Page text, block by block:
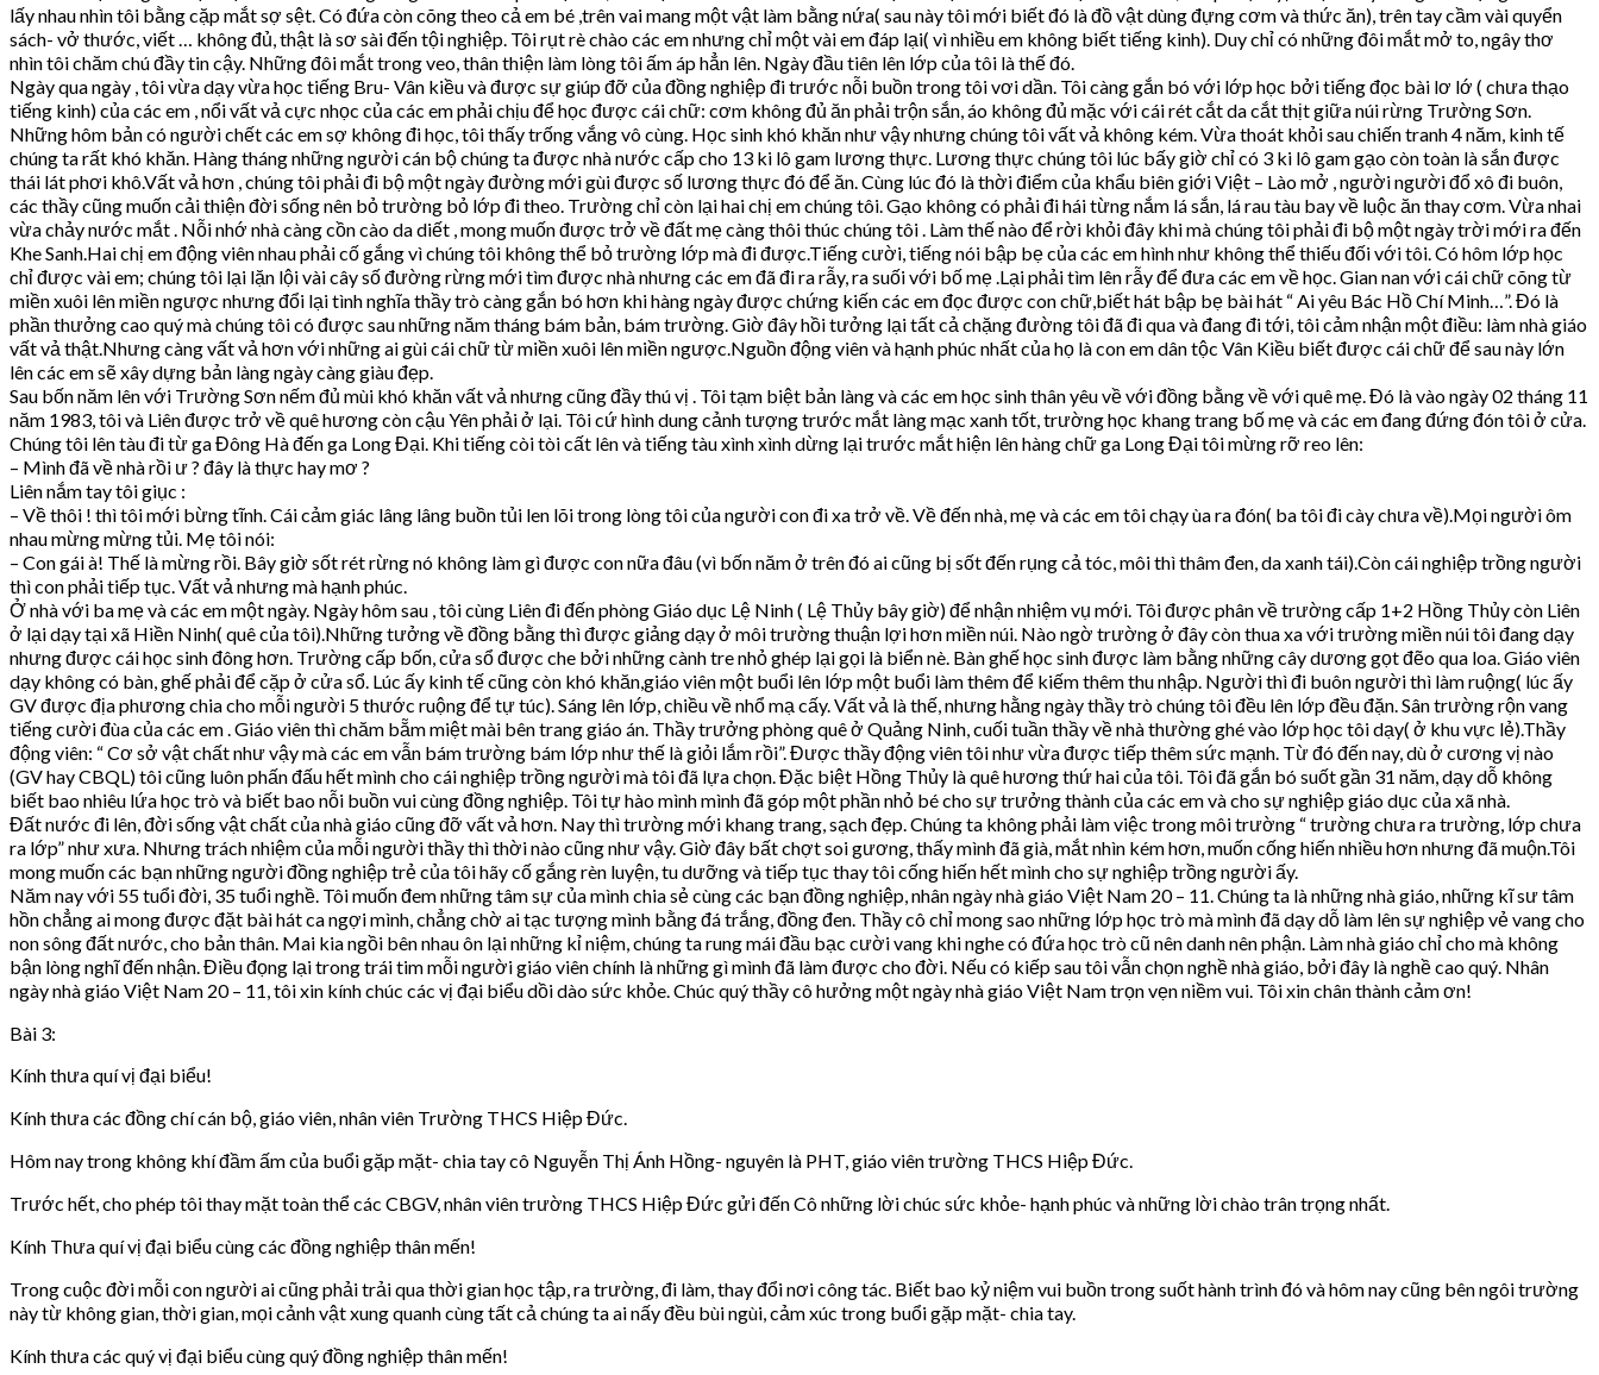
lấy nhau nhìn tôi bằng cặp mắt sợ sệt. Có đứa còn cõng theo cả em bé ,trên vai mang một vật làm bằng nứa( sau này tôi mới biết đó là đồ vật dùng đựng cơm và thức ăn), trên tay cầm vài quyển
sách- vở thước, viết … không đủ, thật là sơ sài đến tội nghiệp. Tôi rụt rè chào các em nhưng chỉ một vài em đáp lại( vì nhiều em không biết tiếng kinh). Duy chỉ có những đôi mắt mở to, ngây thơ
nhìn tôi chăm chú đầy tin cậy. Những đôi mắt trong veo, thân thiện làm lòng tôi ấm áp hẳn lên. Ngày đầu tiên lên lớp của tôi là thế đó.
Ngày qua ngày , tôi vừa dạy vừa học tiếng Bru- Vân kiều và được sự giúp đỡ của đồng nghiệp đi trước nỗi buồn trong tôi vơi dần. Tôi càng gắn bó với lớp học bởi tiếng đọc bài lơ lớ ( chưa thạo
tiếng kinh) của các em , nổi vất vả cực nhọc của các em phải chịu để học được cái chữ: cơm không đủ ăn phải trộn sắn, áo không đủ mặc với cái rét cắt da cắt thịt giữa núi rừng Trường Sơn.
Những hôm bản có người chết các em sợ không đi học, tôi thấy trống vắng vô cùng. Học sinh khó khăn như vậy nhưng chúng tôi vất vả không kém. Vừa thoát khỏi sau chiến tranh 4 năm, kinh tế
chúng ta rất khó khăn. Hàng tháng những người cán bộ chúng ta được nhà nước cấp cho 13 ki lô gam lương thực. Lương thực chúng tôi lúc bấy giờ chỉ có 3 ki lô gam gạo còn toàn là sắn được
thái lát phơi khô.Vất vả hơn , chúng tôi phải đi bộ một ngày đường mới gùi được số lương thực đó để ăn. Cùng lúc đó là thời điểm của khẩu biên giới Việt – Lào mở , người người đổ xô đi buôn,
các thầy cũng muốn cải thiện đời sống nên bỏ trường bỏ lớp đi theo. Trường chỉ còn lại hai chị em chúng tôi. Gạo không có phải đi hái từng nắm lá sắn, lá rau tàu bay về luộc ăn thay cơm. Vừa nhai
vừa chảy nước mắt . Nỗi nhớ nhà càng cồn cào da diết , mong muốn được trở về đất mẹ càng thôi thúc chúng tôi . Làm thế nào để rời khỏi đây khi mà chúng tôi phải đi bộ một ngày trời mới ra đến
Khe Sanh.Hai chị em động viên nhau phải cố gắng vì chúng tôi không thể bỏ trường lớp mà đi được.Tiếng cười, tiếng nói bập bẹ của các em hình như không thể thiếu đối với tôi. Có hôm lớp học
chỉ được vài em; chúng tôi lại lặn lội vài cây số đường rừng mới tìm được nhà nhưng các em đã đi ra rẫy, ra suối với bố mẹ .Lại phải tìm lên rẫy để đưa các em về học. Gian nan với cái chữ cõng từ
miền xuôi lên miền ngược nhưng đổi lại tình nghĩa thầy trò càng gắn bó hơn khi hàng ngày được chứng kiến các em đọc được con chữ,biết hát bập bẹ bài hát “ Ai yêu Bác Hồ Chí Minh…”. Đó là
phần thưởng cao quý mà chúng tôi có được sau những năm tháng bám bản, bám trường. Giờ đây hồi tưởng lại tất cả chặng đường tôi đã đi qua và đang đi tới, tôi cảm nhận một điều: làm nhà giáo
vất vả thật.Nhưng càng vất vả hơn với những ai gùi cái chữ từ miền xuôi lên miền ngược.Nguồn động viên và hạnh phúc nhất của họ là con em dân tộc Vân Kiều biết được cái chữ để sau này lớn
lên các em sẽ xây dựng bản làng ngày càng giàu đẹp.
Sau bốn năm lên với Trường Sơn nếm đủ mùi khó khăn vất vả nhưng cũng đầy thú vị . Tôi tạm biệt bản làng và các em học sinh thân yêu về với đồng bằng về với quê mẹ. Đó là vào ngày 02 tháng 11
năm 1983, tôi và Liên được trở về quê hương còn cậu Yên phải ở lại. Tôi cứ hình dung cảnh tượng trước mắt làng mạc xanh tốt, trường học khang trang bố mẹ và các em đang đứng đón tôi ở cửa.
Chúng tôi lên tàu đi từ ga Đông Hà đến ga Long Đại. Khi tiếng còi tòi cất lên và tiếng tàu xình xình dừng lại trước mắt hiện lên hàng chữ ga Long Đại tôi mừng rỡ reo lên:
– Mình đã về nhà rồi ư ? đây là thực hay mơ ?
Liên nắm tay tôi giục :
– Về thôi ! thì tôi mới bừng tĩnh. Cái cảm giác lâng lâng buồn tủi len lõi trong lòng tôi của người con đi xa trở về. Về đến nhà, mẹ và các em tôi chạy ùa ra đón( ba tôi đi cày chưa về).Mọi người ôm
nhau mừng mừng tủi. Mẹ tôi nói:
– Con gái à! Thế là mừng rồi. Bây giờ sốt rét rừng nó không làm gì được con nữa đâu (vì bốn năm ở trên đó ai cũng bị sốt đến rụng cả tóc, môi thì thâm đen, da xanh tái).Còn cái nghiệp trồng người
thì con phải tiếp tục. Vất vả nhưng mà hạnh phúc.
Ở nhà với ba mẹ và các em một ngày. Ngày hôm sau , tôi cùng Liên đi đến phòng Giáo dục Lệ Ninh ( Lệ Thủy bây giờ) để nhận nhiệm vụ mới. Tôi được phân về trường cấp 1+2 Hồng Thủy còn Liên
ở lại dạy tại xã Hiền Ninh( quê của tôi).Những tưởng về đồng bằng thì được giảng dạy ở môi trường thuận lợi hơn miền núi. Nào ngờ trường ở đây còn thua xa với trường miền núi tôi đang dạy
nhưng được cái học sinh đông hơn. Trường cấp bốn, cửa sổ được che bởi những cành tre nhỏ ghép lại gọi là biển nè. Bàn ghế học sinh được làm bằng những cây dương gọt đẽo qua loa. Giáo viên
dạy không có bàn, ghế phải để cặp ở cửa sổ. Lúc ấy kinh tế cũng còn khó khăn,giáo viên một buổi lên lớp một buổi làm thêm để kiếm thêm thu nhập. Người thì đi buôn người thì làm ruộng( lúc ấy
GV được địa phương chia cho mỗi người 5 thước ruộng để tự túc). Sáng lên lớp, chiều về nhổ mạ cấy. Vất vả là thế, nhưng hằng ngày thầy trò chúng tôi đều lên lớp đều đặn. Sân trường rộn vang
tiếng cười đùa của các em . Giáo viên thì chăm bẵm miệt mài bên trang giáo án. Thầy trưởng phòng quê ở Quảng Ninh, cuối tuần thầy về nhà thường ghé vào lớp học tôi dạy( ở khu vực lẻ).Thầy
động viên: “ Cơ sở vật chất như vậy mà các em vẫn bám trường bám lớp như thế là giỏi lắm rồi”. Được thầy động viên tôi như vừa được tiếp thêm sức mạnh. Từ đó đến nay, dù ở cương vị nào
(GV hay CBQL) tôi cũng luôn phấn đấu hết mình cho cái nghiệp trồng người mà tôi đã lựa chọn. Đặc biệt Hồng Thủy là quê hương thứ hai của tôi. Tôi đã gắn bó suốt gần 31 năm, dạy dỗ không
biết bao nhiêu lứa học trò và biết bao nỗi buồn vui cùng đồng nghiệp. Tôi tự hào mình mình đã góp một phần nhỏ bé cho sự trưởng thành của các em và cho sự nghiệp giáo dục của xã nhà.
Đất nước đi lên, đời sống vật chất của nhà giáo cũng đỡ vất vả hơn. Nay thì trường mới khang trang, sạch đẹp. Chúng ta không phải làm việc trong môi trường “ trường chưa ra trường, lớp chưa
ra lớp” như xưa. Nhưng trách nhiệm của mỗi người thầy thì thời nào cũng như vậy. Giờ đây bất chợt soi gương, thấy mình đã già, mắt nhìn kém hơn, muốn cống hiến nhiều hơn nhưng đã muộn.Tôi
mong muốn các bạn những người đồng nghiệp trẻ của tôi hãy cố gắng rèn luyện, tu dưỡng và tiếp tục thay tôi cống hiến hết mình cho sự nghiệp trồng người ấy.
Năm nay với 55 tuổi đời, 35 tuổi nghề. Tôi muốn đem những tâm sự của mình chia sẻ cùng các bạn đồng nghiệp, nhân ngày nhà giáo Việt Nam 20 – 11. Chúng ta là những nhà giáo, những kĩ sư tâm
hồn chẳng ai mong được đặt bài hát ca ngợi mình, chẳng chờ ai tạc tượng mình bằng đá trắng, đồng đen. Thầy cô chỉ mong sao những lớp học trò mà mình đã dạy dỗ làm lên sự nghiệp vẻ vang cho
non sông đất nước, cho bản thân. Mai kia ngồi bên nhau ôn lại những kỉ niệm, chúng ta rung mái đầu bạc cười vang khi nghe có đứa học trò cũ nên danh nên phận. Làm nhà giáo chỉ cho mà không
bận lòng nghĩ đến nhận. Điều đọng lại trong trái tim mỗi người giáo viên chính là những gì mình đã làm được cho đời. Nếu có kiếp sau tôi vẫn chọn nghề nhà giáo, bởi đây là nghề cao quý. Nhân
ngày nhà giáo Việt Nam 20 – 11, tôi xin kính chúc các vị đại biểu dồi dào sức khỏe. Chúc quý thầy cô hưởng một ngày nhà giáo Việt Nam trọn vẹn niềm vui. Tôi xin chân thành cảm ơn!
Bài 3:
Kính thưa quí vị đại biểu!
Kính thưa các đồng chí cán bộ, giáo viên, nhân viên Trường THCS Hiệp Đức.
Hôm nay trong không khí đầm ấm của buổi gặp mặt- chia tay cô Nguyễn Thị Ánh Hồng- nguyên là PHT, giáo viên trường THCS Hiệp Đức.
Trước hết, cho phép tôi thay mặt toàn thể các CBGV, nhân viên trường THCS Hiệp Đức gửi đến Cô những lời chúc sức khỏe- hạnh phúc và những lời chào trân trọng nhất.
Kính Thưa quí vị đại biểu cùng các đồng nghiệp thân mến!
Trong cuộc đời mỗi con người ai cũng phải trải qua thời gian học tập, ra trường, đi làm, thay đổi nơi công tác. Biết bao kỷ niệm vui buồn trong suốt hành trình đó và hôm nay cũng bên ngôi trường
này từ không gian, thời gian, mọi cảnh vật xung quanh cùng tất cả chúng ta ai nấy đều bùi ngùi, cảm xúc trong buổi gặp mặt- chia tay.
Kính thưa các quý vị đại biểu cùng quý đồng nghiệp thân mến!